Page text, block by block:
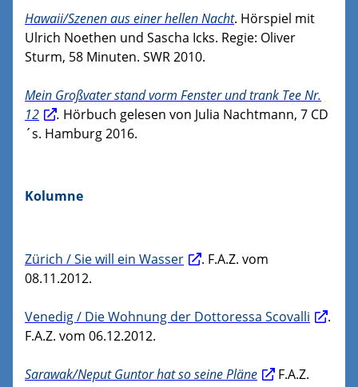
Hawaii/Szenen aus einer hellen Nacht. Hörspiel mit
Ulrich Noethen und Sascha Icks. Regie: Oliver
Sturm, 58 Minuten. SWR 2010.
Mein Großvater stand vorm Fenster und trank Tee Nr.
12
. Hörbuch gelesen von Julia Nachtmann, 7 CD
´s. Hamburg 2016.
Kolumne
Zürich / Sie will ein Wasser
. F.A.Z. vom
08.11.2012.
Venedig / Die Wohnung der Dottoressa Scovalli
.
F.A.Z. vom 06.12.2012.
Sarawak/Neput Guntor hat so seine Pläne
F.A.Z.